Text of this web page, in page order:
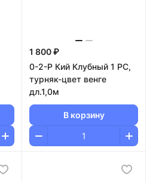
1 800 ₽
0-2-Р Кий Клубный 1 РС,
турняк-цвет венге
дл.1,0м
В корзину